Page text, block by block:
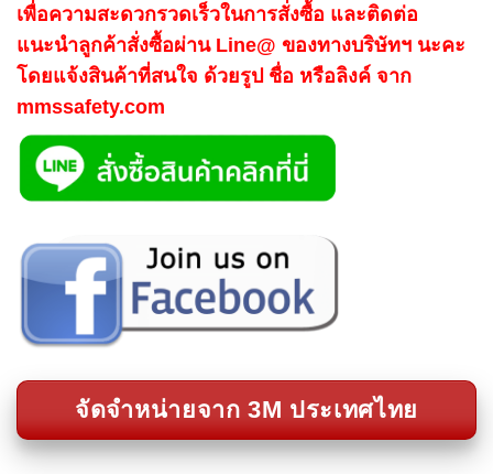
เพื่อความสะดวกรวดเร็วในการสั่งซื้อ และติดต่อ
แนะนำลูกค้าสั่งซื้อผ่าน Line@ ของทางบริษัทฯ นะคะ
โดยแจ้งสินค้าที่สนใจ ด้วยรูป ชื่อ หรือลิงค์ จาก
mmssafety.com
จัดจำหน่ายจาก 3M ประเทศไทย